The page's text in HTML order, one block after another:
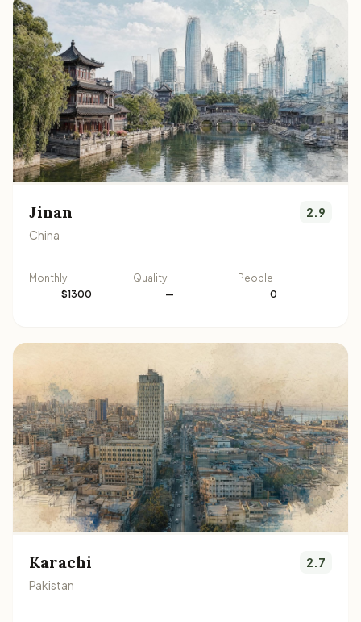
Jinan
China
2.9
Monthly
$1300
Quality
—
People
0
Karachi
Pakistan
2.7